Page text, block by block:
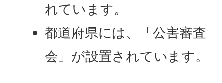
れています。
都道府県には、「公害審査
会」が設置されています。